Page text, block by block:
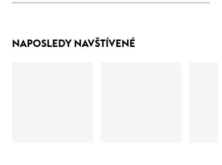
NAPOSLEDY NAVŠTÍVENÉ